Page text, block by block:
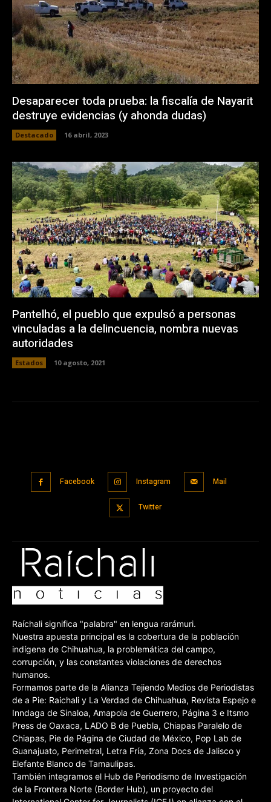
Desaparecer toda prueba: la fiscalía de Nayarit
destruye evidencias (y ahonda dudas)
Destacado 16 abril, 2023
Pantelhó, el pueblo que expulsó a personas
vinculadas a la delincuencia, nombra nuevas
autoridades
Estados 10 agosto, 2021
Facebook Instagram Mail
Twitter
Raíchali significa "palabra" en lengua rarámuri.
Nuestra apuesta principal es la cobertura de la población
indígena de Chihuahua, la problemática del campo,
corrupción, y las constantes violaciones de derechos
humanos.
Formamos parte de la Alianza Tejiendo Medios de Periodistas
de a Pie: Raichali y La Verdad de Chihuahua, Revista Espejo e
Inndaga de Sinaloa, Amapola de Guerrero, Página 3 e Itsmo
Press de Oaxaca, LADO B de Puebla, Chiapas Paralelo de
Chiapas, Pie de Página de Ciudad de México, Pop Lab de
Guanajuato, Perimetral, Letra Fría, Zona Docs de Jalisco y
Elefante Blanco de Tamaulipas.
También integramos el Hub de Periodismo de Investigación
de la Frontera Norte (Border Hub), un proyecto del